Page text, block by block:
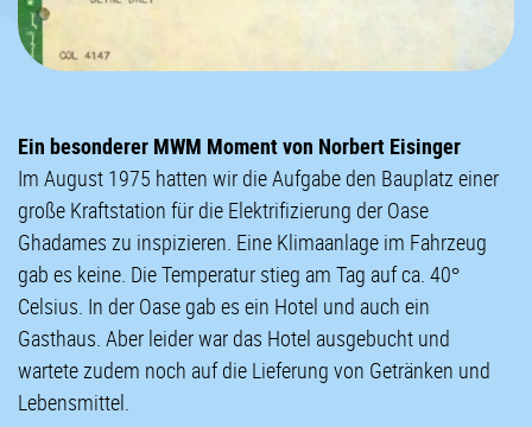
Ein besonderer MWM Moment von Norbert Eisinger
Im August 1975 hatten wir die Aufgabe den Bauplatz einer
große Kraftstation für die Elektrifizierung der Oase
Ghadames zu inspizieren. Eine Klimaanlage im Fahrzeug
gab es keine. Die Temperatur stieg am Tag auf ca. 40°
Celsius. In der Oase gab es ein Hotel und auch ein
Gasthaus. Aber leider war das Hotel ausgebucht und
wartete zudem noch auf die Lieferung von Getränken und
Lebensmittel.